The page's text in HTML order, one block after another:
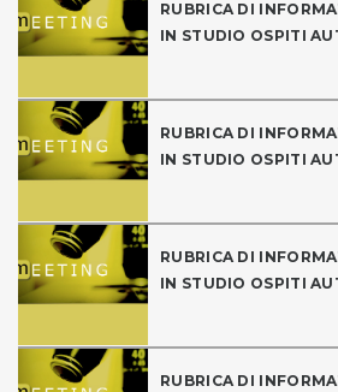
RUBRICA DI
IN STUDIO OSPITI
RUBRICA DI
IN STUDIO OSPITI
RUBRICA DI
IN STUDIO OSPITI
RUBRICA DI